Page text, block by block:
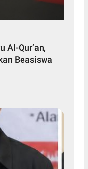
Al-Qur’an,
Beasiswa